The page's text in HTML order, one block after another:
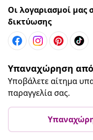
Οι λογαριασμοί μας
δικτύωσης
Υπαναχώρηση
Υποβάλετε αίτημα
παραγγελία σας.